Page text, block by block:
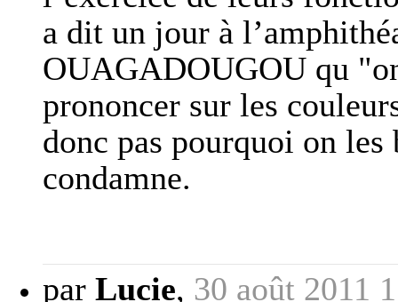
a dit un jour à
OUAGADOUGOU qu
prononcer sur les
donc pas pourquoi on
condamne.
par Lucie, 30 août 2011